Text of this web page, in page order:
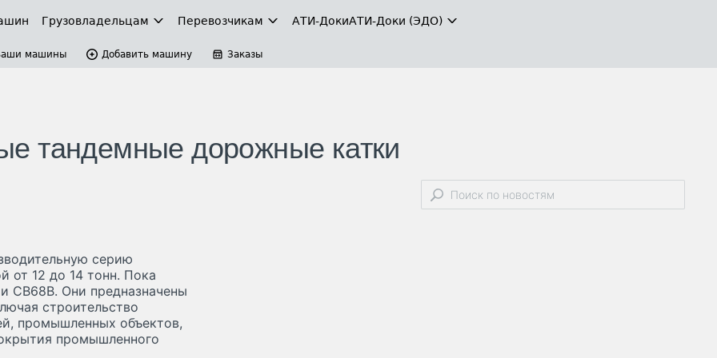
Грузовладельцам Перевозчикам АТИ-ДокиАТИ-Доки (ЭДО)
машины Добавить машину Заказы
тандемные дорожные катки
серию
от 12 до 14 тонн. Пока
CB68B. Они предназначены
строительство
промышленных объектов,
промышленного